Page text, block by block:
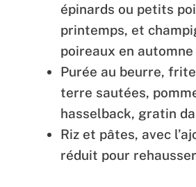
épinards ou petits
printemps, et
poireaux en automne
Purée au beurre,
terre sautées,
hasselback, gratin
Riz et pâtes, avec
réduit pour